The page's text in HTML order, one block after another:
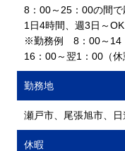
8：00～25：00の間で
1日4時間、週3日～OK
※勤務例 8：00～14
16：00～翌1：00（休
勤務地
瀬戸市、尾張旭市、
休暇